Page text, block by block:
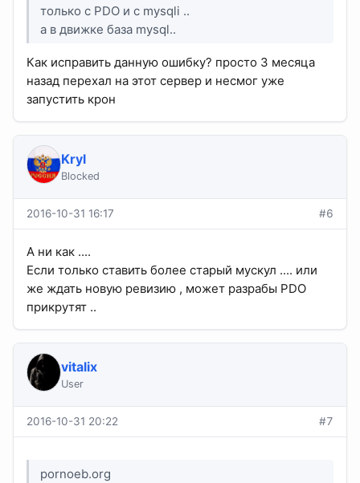
только с PDO и с mysqli ..
а в движке база mysql..
Как исправить данную ошибку? просто 3 месяца
назад перехал на этот сервер и несмог уже
запустить крон
Kryl
Blocked
2016-10-31 16:17 #6
А ни как ....
Если только ставить более старый мускул .... или
же ждать новую ревизию , может разрабы PDO
прикрутят ..
vitalix
User
2016-10-31 20:22 #7
pornoeb.org